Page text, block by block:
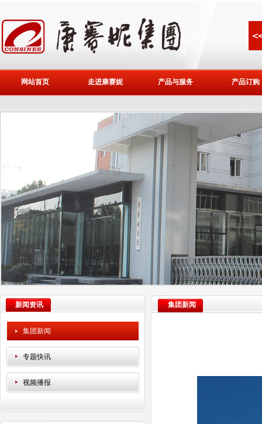
网站首页 走进康赛妮 产品与服务 产品订购
新闻资讯
集团新闻
专题快讯
视频播报
集团新闻